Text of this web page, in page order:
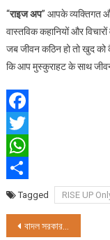
“राइज अप” आपके व्यक्तिगत
वास्तविक कहानियों और
जब जीवन कठिन हो तो खुद
कि आप मुस्कुराहट के साथ
Facebook
Twitter
WhatsApp
ShareTagged RISE UP
Post
বাদল সরকার পরিচালিত স্বল্প দৈর্ঘ্যের কাহিনী চিত্র ‘পরিযায়ী’ মুক্তি পেলো